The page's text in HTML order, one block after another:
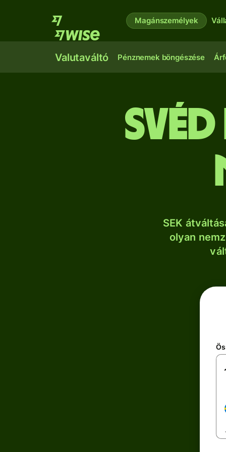
Magánszemélyek
Valutaváltó Pénznemek böngészése
SEK
olyan